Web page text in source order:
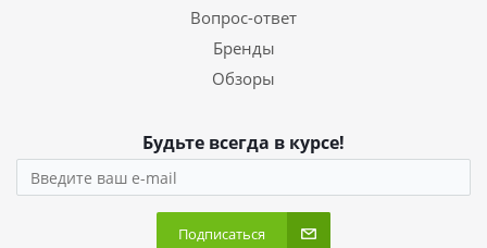
Вопрос-ответ
Бренды
Обзоры
Будьте всегда в курсе!
Подписаться